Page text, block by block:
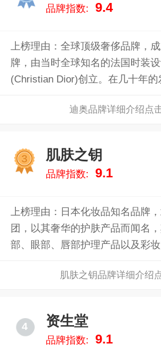
品牌指数: 9.4
上榜理由：全球顶级奢侈品牌，
牌，由当时全球知名的法国时装
(Christian Dior)创立。在几十年
装、珠宝、香水、手表、护肤、
迪奥品牌详细介绍点
肌肤之钥
品牌指数: 9.1
上榜理由：日本化妆品知名品牌
团，以其奢华的护肤产品而闻名
部、眼部、唇部护理产品以及彩
肌肤之钥品牌详细介绍
4 资生堂
品牌指数: 9.1